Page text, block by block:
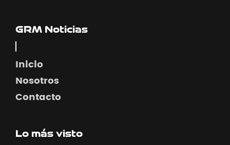
GRM Noticias
Inicio
Nosotros
Contacto
Lo más visto